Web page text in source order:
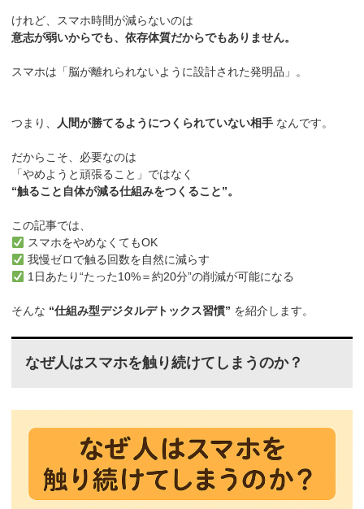
けれど、スマホ時間が減らないのは
意志が弱いからでも、依存体質だからでもありません。
スマホは「脳が離れられないように設計された発明品」。
つまり、 人間が勝てるようにつくられていない相手 なんです。
だからこそ、必要なのは
「やめようと頑張ること」ではなく
“触ること自体が減る仕組みをつくること”。
この記事では、
スマホをやめなくてもOK
我慢ゼロで触る回数を自然に減らす
1日あたり“たった10%＝約20分”の削減が可能になる
そんな “仕組み型デジタルデトックス習慣” を紹介します。
なぜ人はスマホを触り続けてしまうのか？